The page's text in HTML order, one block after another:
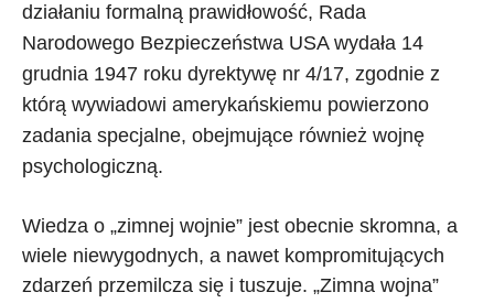
działaniu formalną prawidłowość, Rada
Narodowego Bezpieczeństwa USA wydała 14
grudnia 1947 roku dyrektywę nr 4/17, zgodnie z
którą wywiadowi amerykańskiemu powierzono
zadania specjalne, obejmujące również wojnę
psychologiczną.
Wiedza o „zimnej wojnie” jest obecnie skromna, a
wiele niewygodnych, a nawet kompromitujących
zdarzeń przemilcza się i tuszuje. „Zimna wojna”